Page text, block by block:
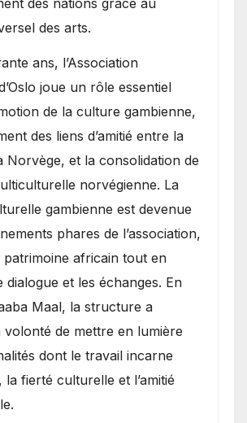
des arts.
ans, l’Association
joue un rôle essentiel
de la culture gambienne,
des liens d’amitié entre la
Norvège, et la consolidation de
norvégienne. La
gambienne est devenue
phares de l’association,
africain tout en
dialogue et les échanges. En
Maal, la structure a
volonté de mettre en lumière
dont le travail incarne
la fierté culturelle et l’amitié